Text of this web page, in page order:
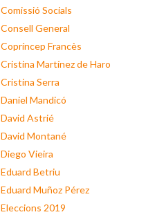
Comissió Socials
Consell General
Copríncep Francès
Cristina Martínez de Haro
Cristina Serra
Daniel Mandicó
David Astrié
David Montané
Diego Vieira
Eduard Betriu
Eduard Muñoz Pérez
Eleccions 2019